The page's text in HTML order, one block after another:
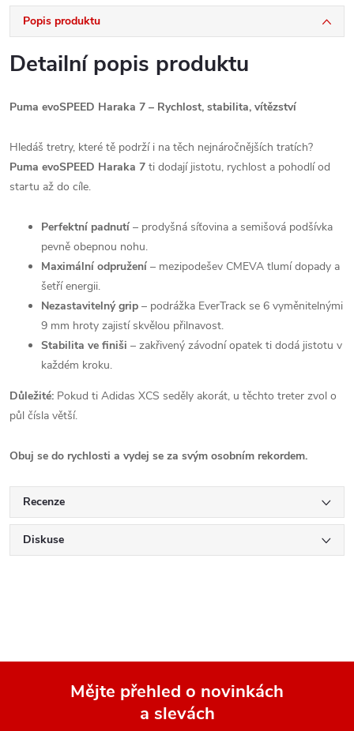
Popis produktu
Detailní popis produktu
Puma evoSPEED Haraka 7 – Rychlost, stabilita, vítězství
Hledáš tretry, které tě podrží i na těch nejnáročnějších tratích?
Puma evoSPEED Haraka 7 ti dodají jistotu, rychlost a pohodlí od
startu až do cíle.
Perfektní padnutí – prodyšná síťovina a semišová podšívka
pevně obepnou nohu.
Maximální odpružení – mezipodešev CMEVA tlumí dopady a
šetří energii.
Nezastavitelný grip – podrážka EverTrack se 6 vyměnitelnými
9 mm hroty zajistí skvělou přilnavost.
Stabilita ve finiši – zakřivený závodní opatek ti dodá jistotu v
každém kroku.
Důležité: Pokud ti Adidas XCS seděly akorát, u těchto treter zvol o
půl čísla větší.
Obuj se do rychlosti a vydej se za svým osobním rekordem.
Recenze
Diskuse
Mějte přehled o novinkách
a slevách